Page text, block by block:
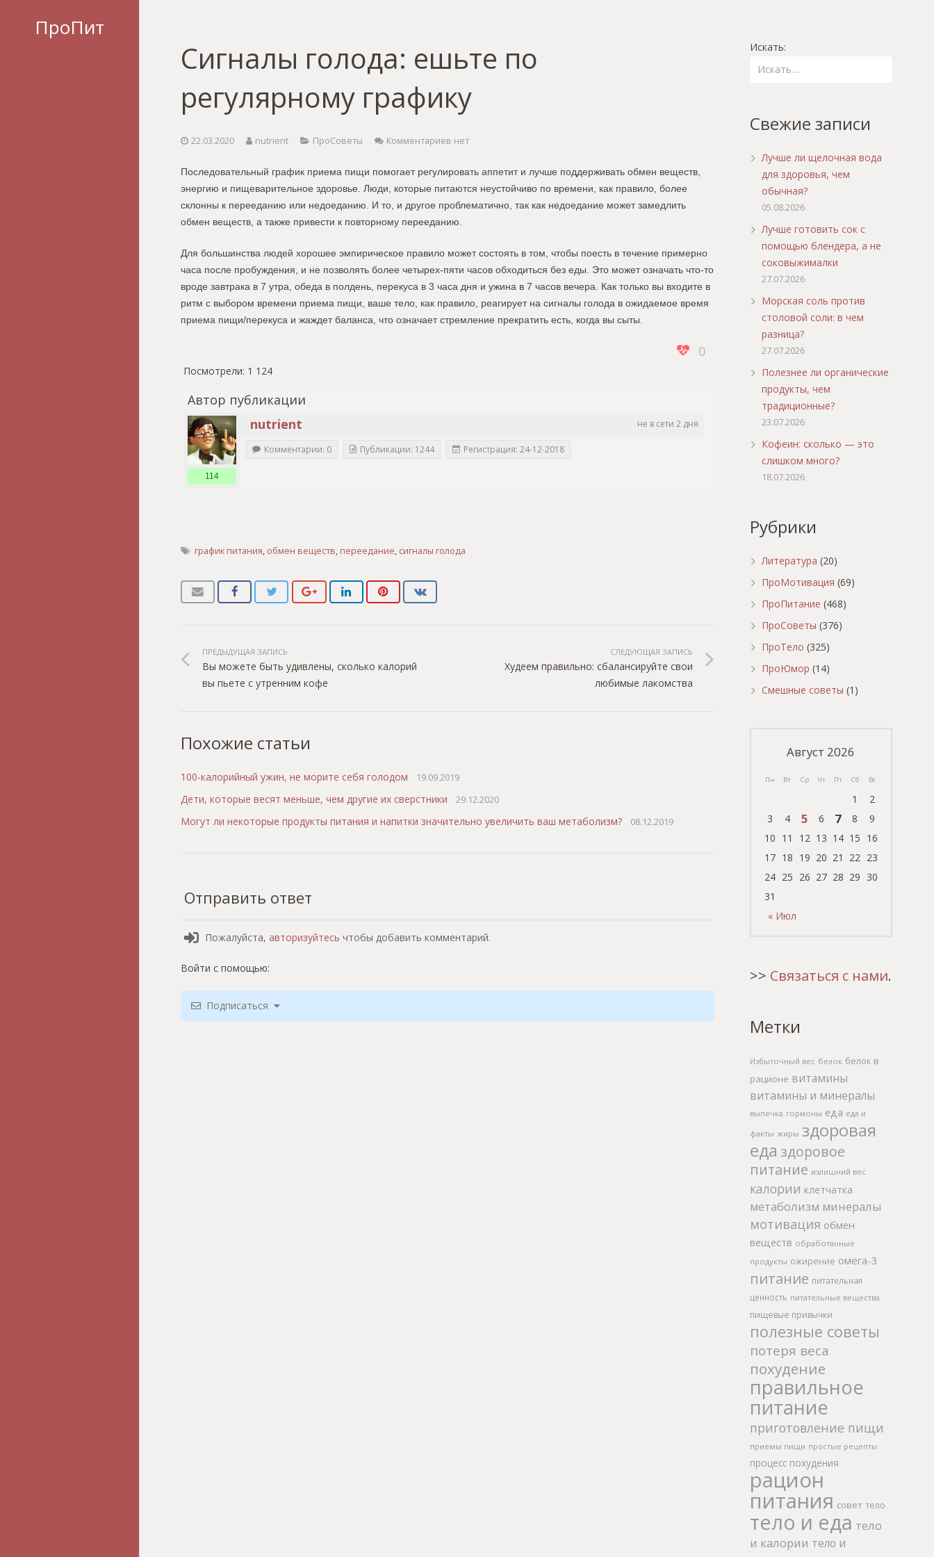
ПроПит
Сигналы голода: ешьте по
регулярному графику
22.03.2020 nutrient ПроСоветы Комментариев нет
Последовательный график приема пищи помогает регулировать аппетит и лучше поддерживать обмен веществ,
энергию и пищеварительное здоровье. Люди, которые питаются неустойчиво по времени, как правило, более
склонны к перееданию или недоеданию. И то, и другое проблематично, так как недоедание может замедлить
обмен веществ, а также привести к повторному перееданию.
Для большинства людей хорошее эмпирическое правило может состоять в том, чтобы поесть в течение примерно
часа после пробуждения, и не позволять более четырех-пяти часов обходиться без еды. Это может означать что-то
вроде завтрака в 7 утра, обеда в полдень, перекуса в 3 часа дня и ужина в 7 часов вечера. Как только вы входите в
ритм с выбором времени приема пищи, ваше тело, как правило, реагирует на сигналы голода в ожидаемое время
приема пищи/перекуса и жаждет баланса, что означает стремление прекратить есть, когда вы сыты.
0
Посмотрели: 1 124
Автор публикации
не в сети 2 дня
nutrient
114
Комментарии: 0 Публикации: 1244 Регистрация: 24-12-2018
график питания, обмен веществ, переедание, сигналы голода
ПРЕДЫДУЩАЯ ЗАПИСЬ
Вы можете быть удивлены, сколько калорий
вы пьете с утренним кофе
СЛЕДУЮЩАЯ ЗАПИСЬ
Худеем правильно: сбалансируйте свои
любимые лакомства
Похожие статьи
100-калорийный ужин, не морите себя голодом 19.09.2019
Дети, которые весят меньше, чем другие их сверстники 29.12.2020
Могут ли некоторые продукты питания и напитки значительно увеличить ваш метаболизм? 08.12.2019
Отправить ответ
Пожалуйста, авторизуйтесь чтобы добавить комментарий.
Войти с помощью:
Подписаться
Искать:
Свежие записи
Лучше ли щелочная вода
для здоровья, чем
обычная?
05.08.2026
Лучше готовить сок с
помощью блендера, а не
соковыжималки
27.07.2026
Морская соль против
столовой соли: в чем
разница?
27.07.2026
Полезнее ли органические
продукты, чем
традиционные?
23.07.2026
Кофеин: сколько — это
слишком много?
18.07.2026
Рубрики
Литература (20)
ПроМотивация (69)
ПроПитание (468)
ПроСоветы (376)
ПроТело (325)
ПроЮмор (14)
Смешные советы (1)
Август 2026
Пн Вт Ср Чт Пт Сб Вс
« Июл
1
2
3
4 5 6 7 8
9
10 11 12 13 14 15 16
17 18 19 20 21 22 23
24 25 26 27 28 29 30
31
>> Связаться с нами.
Метки
Избыточный вес белок белок в
рационе витамины
витамины и минералы
выпечка гормоны еда еда и
факты жиры здоровая
еда здоровое
питание излишний вес
калории клетчатка
метаболизм минералы
мотивация обмен
веществ обработанные
продукты ожирение омега-3
питание питательная
ценность питательные вещества
пищевые привычки
полезные советы
потеря веса
похудение
правильное
питание
приготовление пищи
приемы пищи простые рецепты
процесс похудения
рацион
питания совет тело
тело и еда тело
и калории тело и